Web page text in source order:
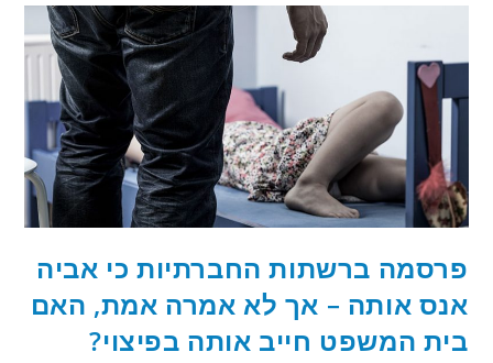
–
נפסק?
פרסמה ברשתות החברתיות כי אביה
אנס אותה – אך לא אמרה אמת, האם
בית המשפט חייב אותה בפיצוי?